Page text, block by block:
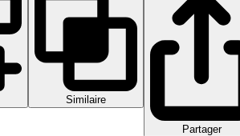
Similaire
Partager